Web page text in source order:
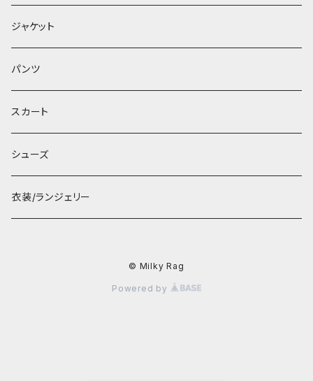
ジャケット
パンツ
スカート
シューズ
衣装/ランジェリー
© Milky Rag
Powered by